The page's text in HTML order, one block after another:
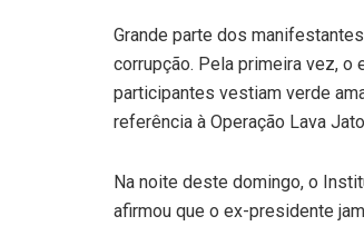
Grande parte dos
corrupção. Pela primeira vez,
participantes vestiam verde
referência à Operação Lava
Na noite deste domingo, o
afirmou que o ex-presidente